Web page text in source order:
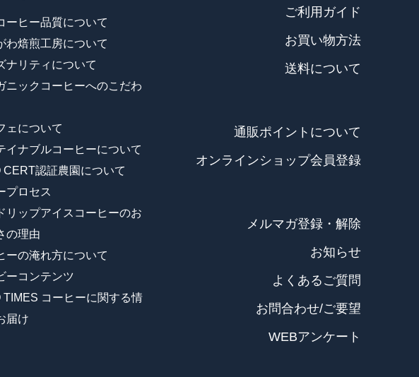
ーヒー品質について
わ焙煎工房について
ナリティについて
ニックコーヒーへのこだわ
ェについて
イナブルコーヒーについて
CERT認証農園について
プロセス
リップアイスコーヒーのお
の理由
ーの淹れ方について
ーコンテンツ
TIMES コーヒーに関する情
届け
ご利用ガイド
お買い物方法
送料について
通販ポイントについて
オンラインショップ会員登録
メルマガ登録・解除
お知らせ
よくあるご質問
お問合わせ/ご要望
WEBアンケート